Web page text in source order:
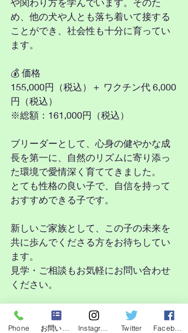
め、他の犬や人とも落ち着いて接する
ことができ、社会性も十分に育ってい
ます。
💰 価格
155,000円（税込）＋ ワクチン代 6,000
円（税込）
※総額：161,000円（税込）
ブリーダーとして、心身の健やかな成
長を第一に、自然のリズムに寄り添っ
た環境で愛情深く育ててきました。
とても性格の良い子で、自信を持って
おすすめできる子です。
新しいご家族として、この子の未来を
共に歩んでくださる方をお待ちしてい
ます。
見学・ご相談もお気軽にお問い合わせ
ください。
Phone Twitter